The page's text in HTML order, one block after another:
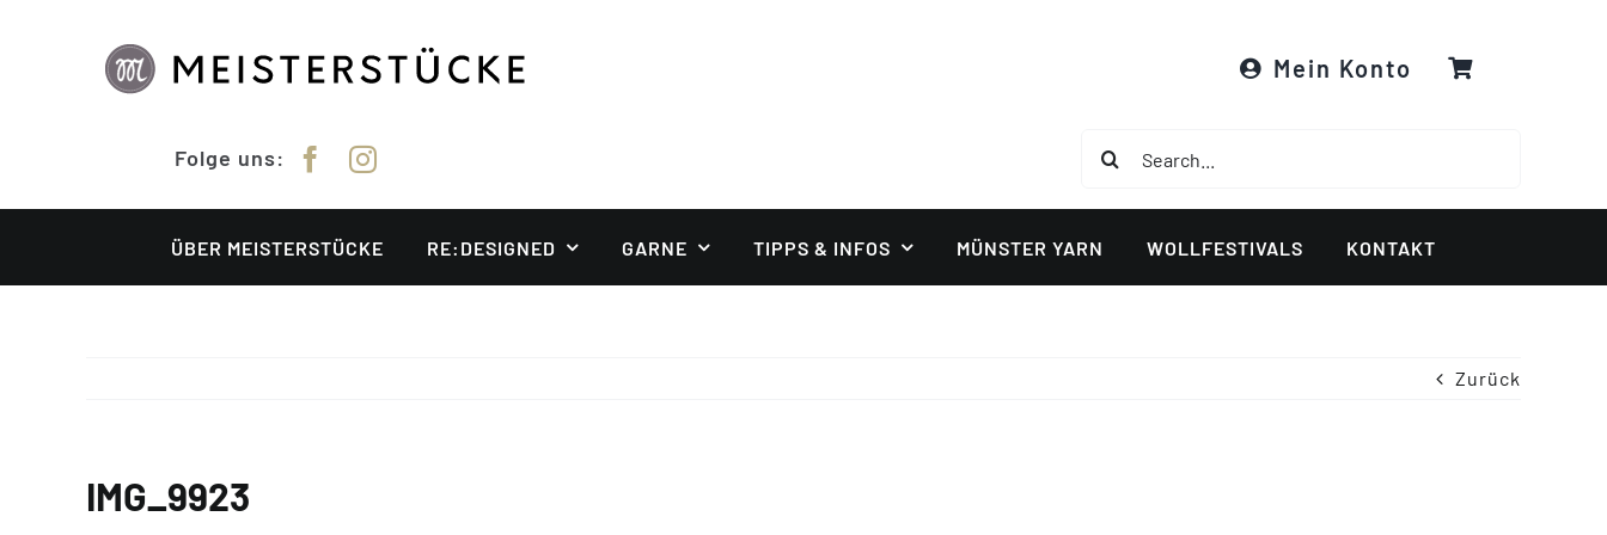
Mein Konto
Folge uns:
ÜBER MEISTERSTÜCKE RE:DESIGNED GARNE TIPPS & INFOS MÜNSTER YARN WOLLFESTIVALS KONTAKT
Zurück
IMG_9923